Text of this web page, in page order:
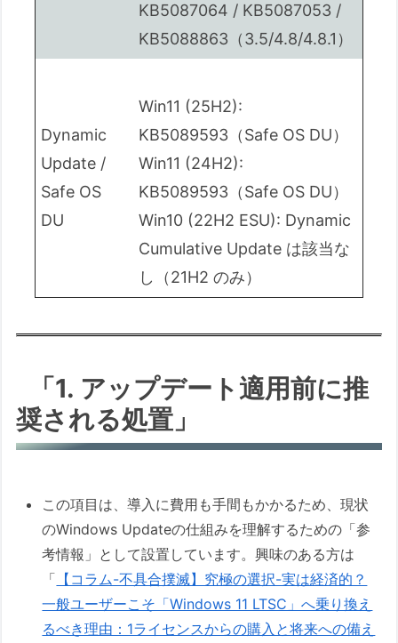
KB5087064 / KB5087053 /
KB5088863（3.5/4.8/4.8.1）
Dynamic
Update /
Safe OS
DU
Win11 (25H2):
KB5089593（Safe OS DU）
Win11 (24H2):
KB5089593（Safe OS DU）
Win10 (22H2 ESU): Dynamic
Cumulative Update は該当な
し（21H2 のみ）
「1. アップデート適用前に推
奨される処置」
この項目は、導入に費用も手間もかかるため、現状
のWindows Updateの仕組みを理解するための「参
考情報」として設置しています。興味のある方は
「 【コラム-不具合撲滅】究極の選択-実は経済的？
一般ユーザーこそ「Windows 11 LTSC」へ乗り換え
るべき理由：1ライセンスからの購入と将来への備え